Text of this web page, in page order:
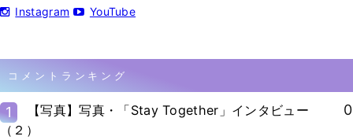
Instagram YouTube
コメントランキング
1
【写真】写真・「Stay Together」インタビュー
（２）
0